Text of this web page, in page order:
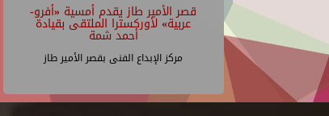
قصر الأمير طاز يقدم أمسية «أفرو-
عربية» لأوركسترا الملتقى بقيادة
أحمد شمة
مركز الإبداع الفنى بقصر الأمير طاز